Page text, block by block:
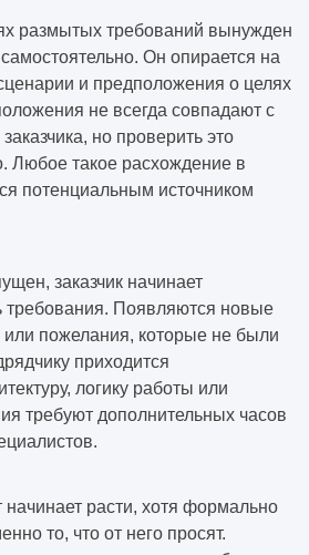
размытых требований вынужден
Он опирается на
и предположения о целях
не всегда совпадают с
но проверить это
Любое такое расхождение в
потенциальным источником
заказчик начинает
требования. Появляются новые
или пожелания, которые не были
приходится
логику работы или
требуют дополнительных часов
начинает расти, хотя формально
то, что от него просят.